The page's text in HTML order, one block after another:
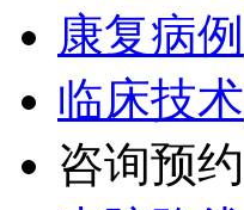
康复病例
临床技术
咨询预约